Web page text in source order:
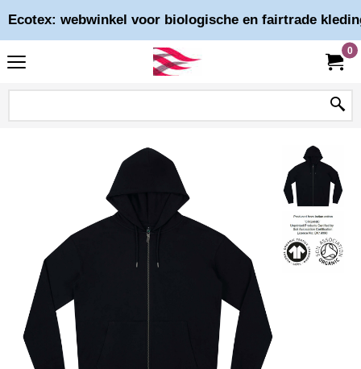
Ecotex: webwinkel voor biologische en fairtrade
0